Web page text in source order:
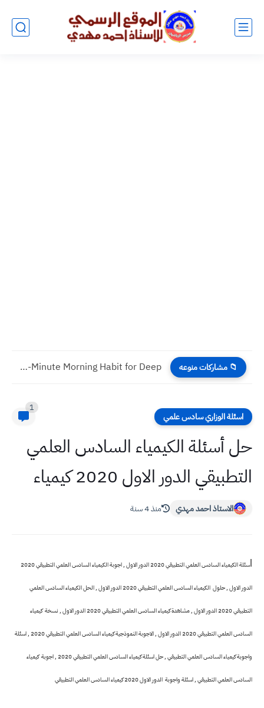
📁 مشاركات منوعه How to Study Every Day Without Burnout 5 Science Backed...
اسئلة الوزاري سادس علمي
1
حل أسئلة الكيمياء السادس العلمي
التطبيقي الدور الاول 2020 كيمياء
الاستاذ احمد مهدي منذ 4 سنة
ا سئلة الكيمياء السادس العلمي التطبيقي 2020 الدور الاول , اجوبة الكيمياء السادس العلمي التطبيقي 2020
الدور الاول , حلول الكيمياء السادس العلمي التطبيقي 2020 الدور الاول , الحل الكيمياء السادس العلمي
التطبيقي 2020 الدور الاول , مشاهدة كيمياء السادس العلمي التطبيقي 2020 الدور الاول , نسخة كيمياء
السادس العلمي التطبيقي 2020 الدور الاول , الاجوبة النموذجية كيمياء السادس العلمي التطبيقي 2020 , اسئلة
واجوبة كيمياء السادس العلمي التطبيقي , حل اسئلة كيمياء السادس العلمي التطبيقي 2020 , اجوبة كيمياء
السادس العلمي التطبيقي , اسئلة واجوبة الدور الاول 2020 كيمياء السادس العلمي التطبيقي